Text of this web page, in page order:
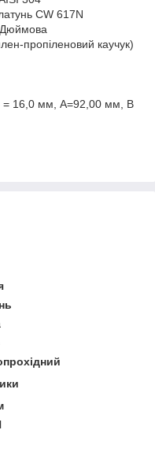
CW 617N
Дюймова
пропіленовий каучук)
= 16,0 мм, А=92,00 мм, B